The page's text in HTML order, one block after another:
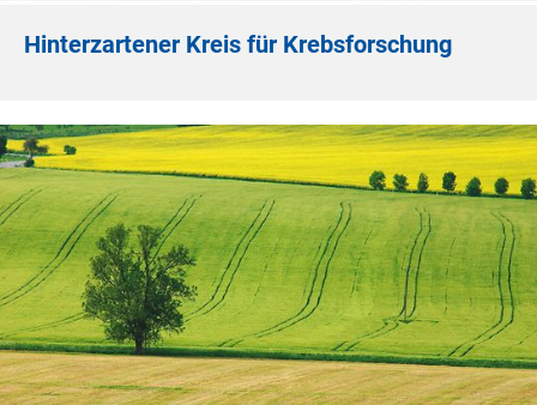
Hinterzartener Kreis für Krebsforschung